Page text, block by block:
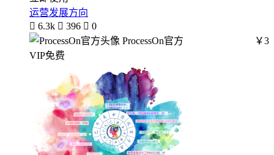
运营发展方向
 6.3k  396  0
ProcessOn官方
￥3
VIP免费